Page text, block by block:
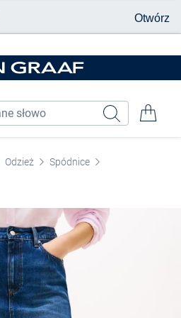
Odzież
Spódnice
Otwórz